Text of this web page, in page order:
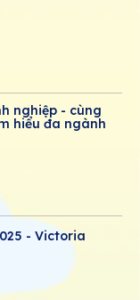
nghiệp - cùng
hiểu đa ngành
- Victoria